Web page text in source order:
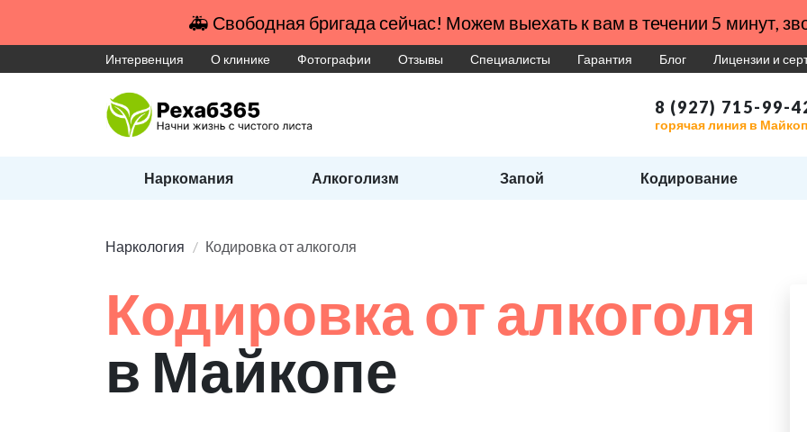
🚑 Свободная бригада сейчас! Можем выехать к вам в течении 5 минут,
Интервенция О клинике Фотографии Отзывы Специалисты Гарантия Блог Лицензии и
8 (927) 715-99-
горячая линия в
Наркомания Алкоголизм Запой Кодирование
Наркология Кодировка от алкоголя
Кодировка от алкоголя
в Майкопе